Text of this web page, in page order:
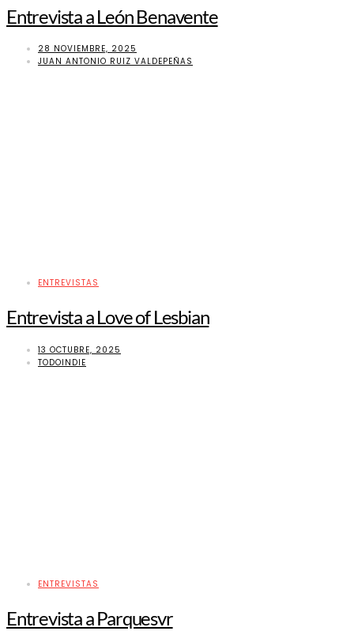
Entrevista a León Benavente
28 NOVIEMBRE, 2025
JUAN ANTONIO RUIZ VALDEPEÑAS
ENTREVISTAS
Entrevista a Love of Lesbian
13 OCTUBRE, 2025
TODOINDIE
ENTREVISTAS
Entrevista a Parquesvr